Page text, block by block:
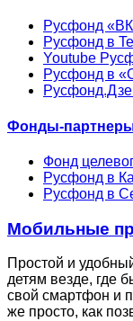
Русфонд
Русфонд в
Youtube
Русфонд в
Фонды-
Фонд
Русфонд в
Русфонд в
Мобильные
Простой и
детям везде, где
свой смартфон и
же просто, как